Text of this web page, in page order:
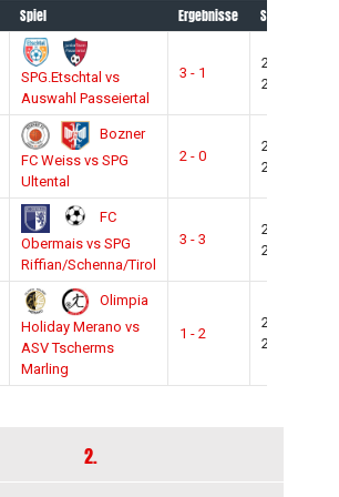
Spiel Ergebnisse Saison
SPG.Etschtal vs
Auswahl Passeiertal
3 - 1
2020-
2021
Bozner
FC Weiss vs SPG
Ultental
2 - 0
2020-
2021
FC
Obermais vs SPG
Riffian/Schenna/Tirol
3 - 3
2020-
2021
Olimpia
Holiday Merano vs
ASV Tscherms
Marling
1 - 2
2020-
2021
2.